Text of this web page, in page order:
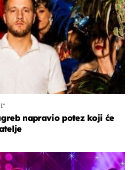
napravio potez koji će